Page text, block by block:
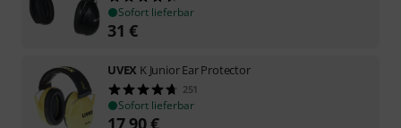
Sofort lieferbar
31 €
UVEX K Junior Ear Protector
251
Sofort lieferbar
17,90€